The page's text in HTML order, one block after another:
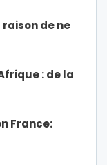
de ne
: de la
France: